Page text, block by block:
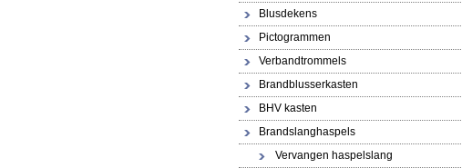
Blusdekens
Pictogrammen
Verbandtrommels
Brandblusserkasten
BHV kasten
Brandslanghaspels
Vervangen haspelslang